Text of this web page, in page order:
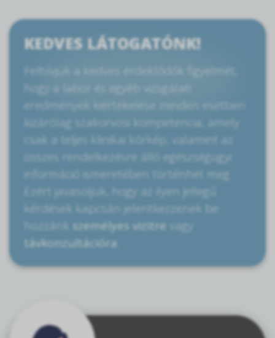
KEDVES LÁTOGATÓNK!
Felhívjuk a kedves érdeklődők figyelmét,
hogy a labor és egyéb vizsgálati
eredmények kiértékelése minden esetben
kizárólag szakorvosi kompetencia, amely
csak a teljes klinikai kórkép, valamint az
összes rendelkezésre álló egészségügyi
információ ismeretében történhet meg.
Ezért javasoljuk, hogy az ilyen jellegű
kérdések kapcsán jelentkezzenek be
hozzánk személyes vizitre vagy
távkonzultációra